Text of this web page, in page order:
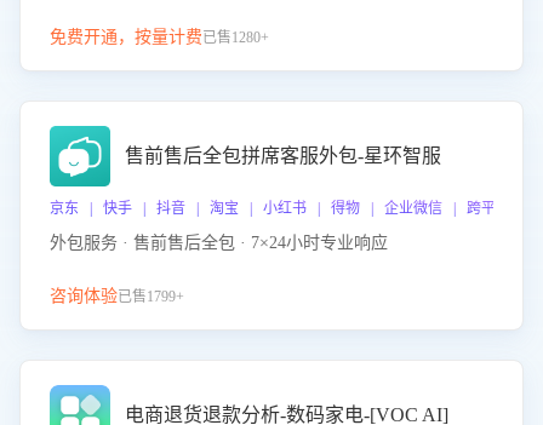
免费开通，按量计费已售1280+
售前售后全包拼席客服外包-星环智服
京东 | 快手 | 抖音 | 淘宝 | 小红书 | 得物 | 企业微信 | 跨平台
外包服务 · 售前售后全包 · 7×24小时专业响应
咨询体验已售1799+
电商退货退款分析-数码家电-[VOC AI]